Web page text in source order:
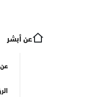
عن أبشر